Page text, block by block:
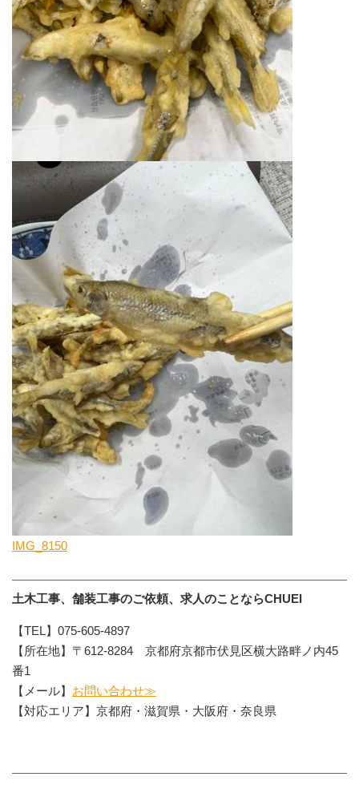
IMG_8150
土木工事、舗装工事のご依頼、求人のことならCHUEI
【TEL】075-605-4897
【所在地】〒612-8284 京都府京都市伏見区横大路畔ノ内45
番1
【メール】 お問い合わせ≫
【対応エリア】京都府・滋賀県・大阪府・奈良県